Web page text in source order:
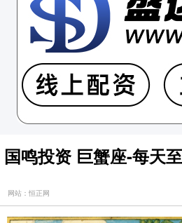
国鸣投资 巨蟹座-每天
网站：恒正网